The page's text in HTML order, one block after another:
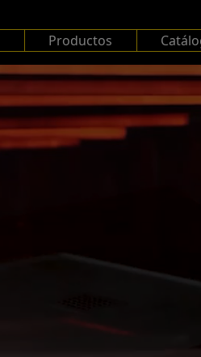
Productos